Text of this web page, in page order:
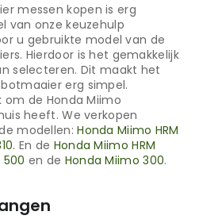
messen kopen is erg
van onze keuzehulp
u gebruikte model van de
Hierdoor is het gemakkelijk
selecteren. Dit maakt het
erg simpel.
om de Honda Miimo
heeft. We verkopen
modellen:Honda Miimo HRM
En de Honda Miimo HRM
500 en de Honda Miimo 300.